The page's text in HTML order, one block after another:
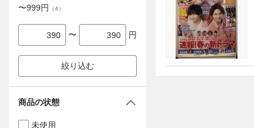
〜999円 （4）
〜 円
絞り込む
商品の状態
未使用